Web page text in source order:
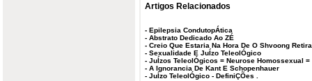
Artigos Relacionados
- Epilepsia CondutopÁtica
- Abstrato Dedicado Ao ZÉ
- Creio Que Estaria Na Hora De O Shvoong
- Sexualidade E JuÍzo TeleolÓgico
- JuÍzos TeleolÓgicos = Neurose Homossexual =
- A Ignorancia De Kant E Schopenhauer
- JuÍzo TeleolÓgico - DefiniÇÕes .